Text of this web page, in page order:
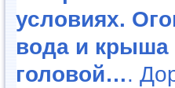
условиях.
вода и крыша
головой….